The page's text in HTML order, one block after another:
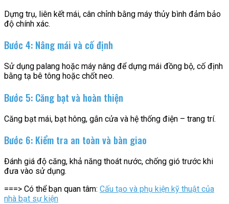
Dựng trụ, liên kết mái, cân chỉnh bằng máy thủy bình đảm bảo
độ chính xác.
Bước 4: Nâng mái và cố định
Sử dụng palang hoặc máy nâng để dựng mái đồng bộ, cố định
bằng tạ bê tông hoặc chốt neo.
Bước 5: Căng bạt và hoàn thiện
Căng bạt mái, bạt hông, gắn cửa và hệ thống điện – trang trí.
Bước 6: Kiểm tra an toàn và bàn giao
Đánh giá độ căng, khả năng thoát nước, chống gió trước khi
đưa vào sử dụng.
===> Có thể bạn quan tâm: Cấu tạo và phụ kiện kỹ thuật của
nhà bạt sự kiện